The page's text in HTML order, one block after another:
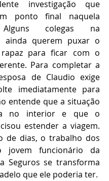
investigação que
ponto final naquela
colegas na
ainda querem puxar o
para ficar com o
Para completar a
de Claudio exige
imediatamente para
entende que a situação
no interior e que o
estender a viagem.
de dias, o trabalho dos
jovem funcionário da
Seguros se transforma
que ele poderia ter.